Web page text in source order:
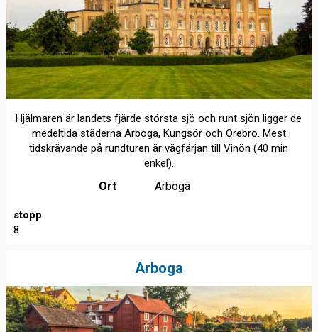
Hjälmaren är landets fjärde största sjö och runt sjön ligger de
medeltida städerna Arboga, Kungsör och Örebro. Mest
tidskrävande på rundturen är vägfärjan till Vinön (40 min
enkel).
Ort Arboga
stopp
8
Arboga